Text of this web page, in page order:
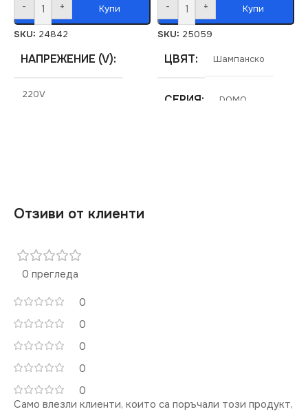
- + Купи
SKU: 24842
НАПРЕЖЕНИЕ (V)
220V
СЕРИЯ
ЦВЯТ Сребърен
КЛЮЧ Единичен
- + Купи
SKU: 25059
ЦВЯТ Шампанско
СЕРИЯ DOMO
Отзиви от клиенти
0 прегледа
0
0
0
0
0
Само влезли клиенти, които са поръчали този продукт,